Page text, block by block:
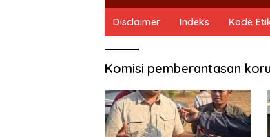
Disclaimer Indeks Kode
Komisi pemberantasan